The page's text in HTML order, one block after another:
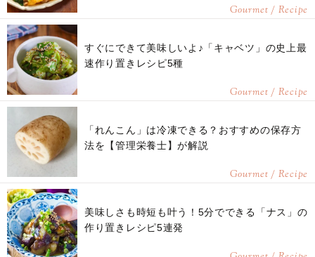
Gourmet / Recipe
すぐにできて美味しいよ♪「キャベツ」の史上最
速作り置きレシピ5種
Gourmet / Recipe
「れんこん」は冷凍できる？おすすめの保存方
法を【管理栄養士】が解説
Gourmet / Recipe
美味しさも時短も叶う！5分でできる「ナス」の
作り置きレシピ5連発